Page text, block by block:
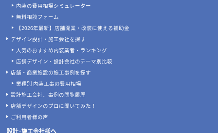
内装の費用相場シミュレーター
無料相談フォーム
【2026年最新】店舗開業・改装に使える補助金
デザイン設計・施工会社を探す
人気のおすすめ内装業者・ランキング
店舗デザイン・設計会社のテーマ別比較
店舗・商業施設の施工事例を探す
業種別 内装工事の費用相場
設計施工会社、事例の閲覧履歴
店舗デザインのプロに聞いてみた！
ご利用者様の声
設計･施工会社様へ